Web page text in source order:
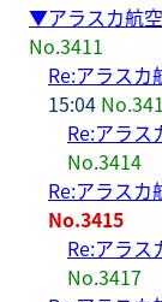
▼アラスカ航
No.3411
Re:アラス
15:04
Re:アラ
No.3414
Re:アラス
No.3415
Re:アラ
No.3417